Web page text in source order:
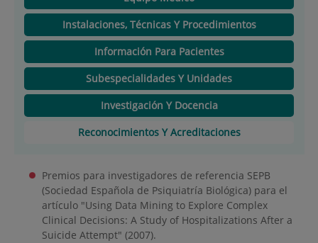
Instalaciones, Técnicas Y Procedimientos
Información Para Pacientes
Subespecialidades Y Unidades
Investigación Y Docencia
Reconocimientos Y Acreditaciones
Premios para investigadores de referencia SEPB
(Sociedad Española de Psiquiatría Biológica) para el
artículo "Using Data Mining to Explore Complex
Clinical Decisions: A Study of Hospitalizations After a
Suicide Attempt" (2007).